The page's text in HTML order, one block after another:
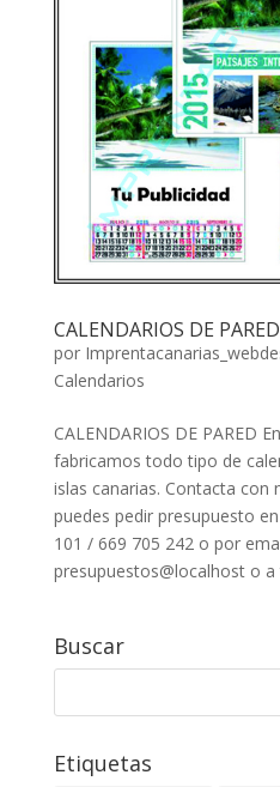
CALENDARIOS DE
por
Calendarios
CALENDARIOS DE PARED
fabricamos todo tipo de
islas canarias. Contacta con
puedes pedir presupuesto
101 / 669 705 242 o por
presupuestos@localhost o a
Buscar
Etiquetas